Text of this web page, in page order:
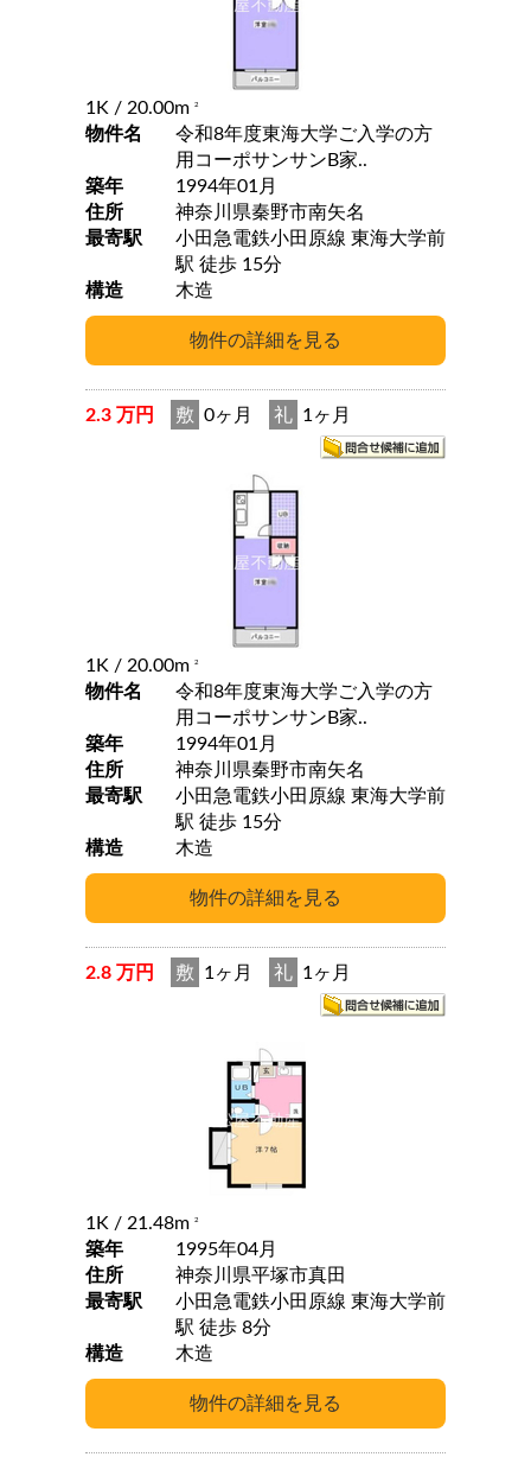
1K / 20.00m 2
物件名
令和8年度東海大学ご入学の方
用コーポサンサンB家..
築年
1994年01月
住所
神奈川県秦野市南矢名
最寄駅
小田急電鉄小田原線 東海大学前
駅 徒歩 15分
構造
木造
2.3 万円 敷 0ヶ月 礼 1ヶ月
1K / 20.00m 2
物件名
令和8年度東海大学ご入学の方
用コーポサンサンB家..
築年
1994年01月
住所
神奈川県秦野市南矢名
最寄駅
小田急電鉄小田原線 東海大学前
駅 徒歩 15分
構造
木造
2.8 万円 敷 1ヶ月 礼 1ヶ月
1K / 21.48m 2
築年
1995年04月
住所
神奈川県平塚市真田
最寄駅
小田急電鉄小田原線 東海大学前
駅 徒歩 8分
構造
木造